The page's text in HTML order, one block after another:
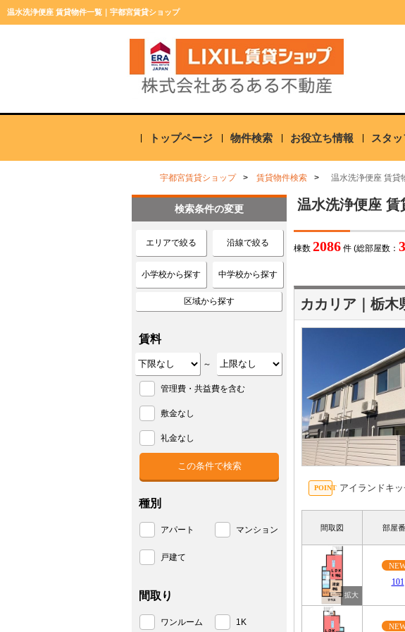
温水洗浄便座 賃貸物件一覧｜宇都宮賃貸ショップ
トップページ 物件検索 お役立ち情報 スタ
宇都宮賃貸ショップ 賃貸物件検索 温水洗浄便座 賃貸
温水洗浄便座 賃
棟数 2086 件 (総部屋数：
カカリア｜栃木
アイランドキ
間取図 部屋
101
検索条件の変更
エリアで絞る 沿線で絞る
小学校から探す 中学校から探す
区域から探す
賃料
～
管理費・共益費を含む
敷金なし
礼金なし
種別
アパート マンション
戸建て
間取り
ワンルーム 1K